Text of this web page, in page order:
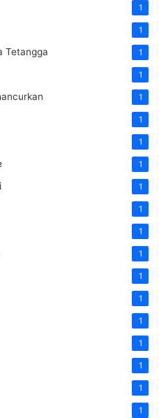
1
1
Tetangga 1
1
1
1
1
1
1
1
1
1
1
1
1
1
1
1
1